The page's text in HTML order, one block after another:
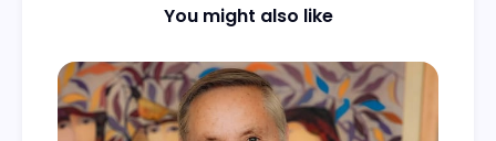
You might also like